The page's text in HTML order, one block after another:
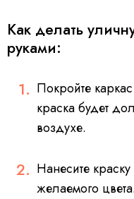
Как делать
руками:
Покройте
краска будет
воздухе.
Нанесите
желаемого цвета.